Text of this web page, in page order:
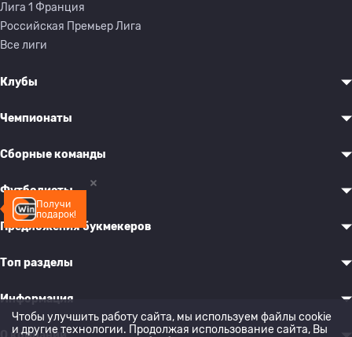
Получи
подарок!
Лига 1 Франция
Российская Премьер Лига
Все лиги
Клубы
Чемпионаты
Сборные команды
Футболисты
Предложения букмекеров
Топ разделы
Информация
Чтобы улучшить работу сайта, мы используем файлы cookie
и другие технологии. Продолжая использование сайта, Вы